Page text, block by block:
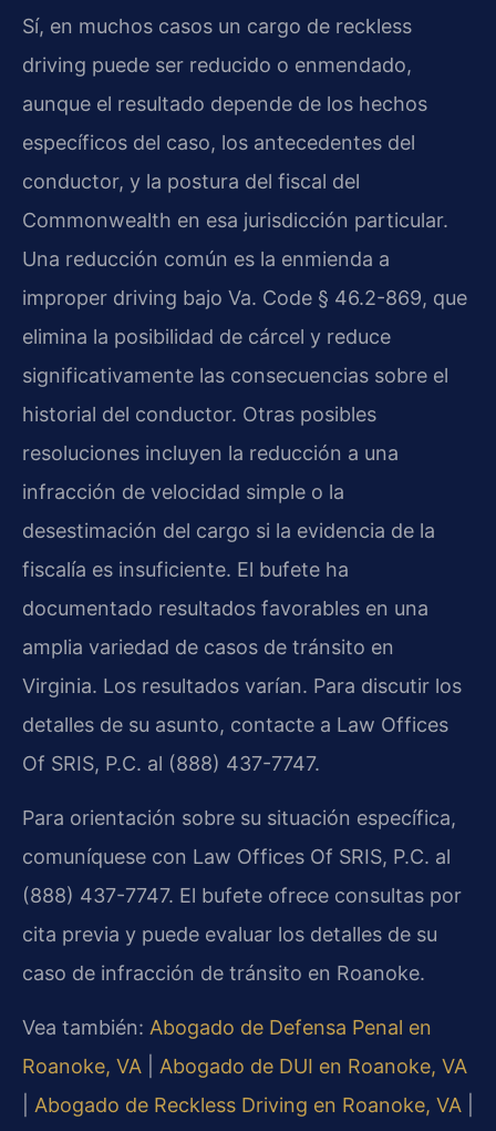
Sí, en muchos casos un cargo de reckless
driving puede ser reducido o enmendado,
aunque el resultado depende de los hechos
específicos del caso, los antecedentes del
conductor, y la postura del fiscal del
Commonwealth en esa jurisdicción particular.
Una reducción común es la enmienda a
improper driving bajo Va. Code § 46.2-869, que
elimina la posibilidad de cárcel y reduce
significativamente las consecuencias sobre el
historial del conductor. Otras posibles
resoluciones incluyen la reducción a una
infracción de velocidad simple o la
desestimación del cargo si la evidencia de la
fiscalía es insuficiente. El bufete ha
documentado resultados favorables en una
amplia variedad de casos de tránsito en
Virginia. Los resultados varían. Para discutir los
detalles de su asunto, contacte a Law Offices
Of SRIS, P.C. al (888) 437-7747.
Para orientación sobre su situación específica,
comuníquese con Law Offices Of SRIS, P.C. al
(888) 437-7747. El bufete ofrece consultas por
cita previa y puede evaluar los detalles de su
caso de infracción de tránsito en Roanoke.
Vea también: Abogado de Defensa Penal en
Roanoke, VA
Abogado de DUI en Roanoke, VA
Abogado de Reckless Driving en Roanoke, VA